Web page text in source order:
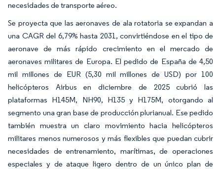
necesidades de transporte aéreo.
Se proyecta que las aeronaves de ala rotatoria se expandan a
una CAGR del 6,79% hasta 2031, convirtiéndose en el tipo de
aeronave de más rápido crecimiento en el mercado de
aeronaves militares de Europa. El pedido de España de 4,50
mil millones de EUR (5,30 mil millones de USD) por 100
helicópteros Airbus en diciembre de 2025 cubrió las
plataformas H145M, NH90, H135 y H175M, otorgando al
segmento una gran base de producción plurianual. Ese pedido
también muestra un claro movimiento hacia helicópteros
militares menos numerosos y más flexibles que puedan cubrir
necesidades de entrenamiento, marítimas, de operaciones
especiales y de ataque ligero dentro de un único plan de